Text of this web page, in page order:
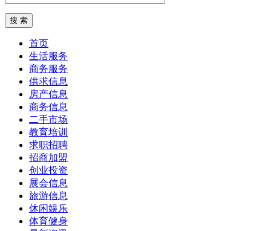
首页
生活服务
商务服务
供求信息
房产信息
商务信息
二手市场
教育培训
求职招聘
招商加盟
创业投资
展会信息
旅游信息
休闲娱乐
体育健身